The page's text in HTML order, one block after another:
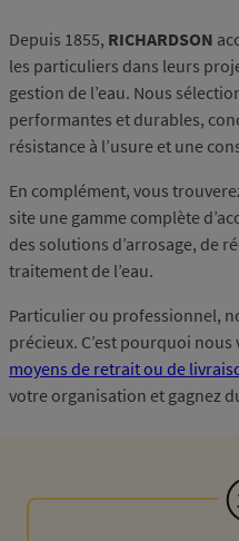
Depuis 1855, RICHARDSON
les particuliers dans leurs
gestion de l’eau. Nous
performantes et durables,
résistance à l’usure et une
En complément, vous
site une gamme complète
des solutions d’arrosage, de
traitement de l’eau.
Particulier ou professionnel,
précieux. C’est pourquoi
moyens de retrait ou de
votre organisation et gagnez